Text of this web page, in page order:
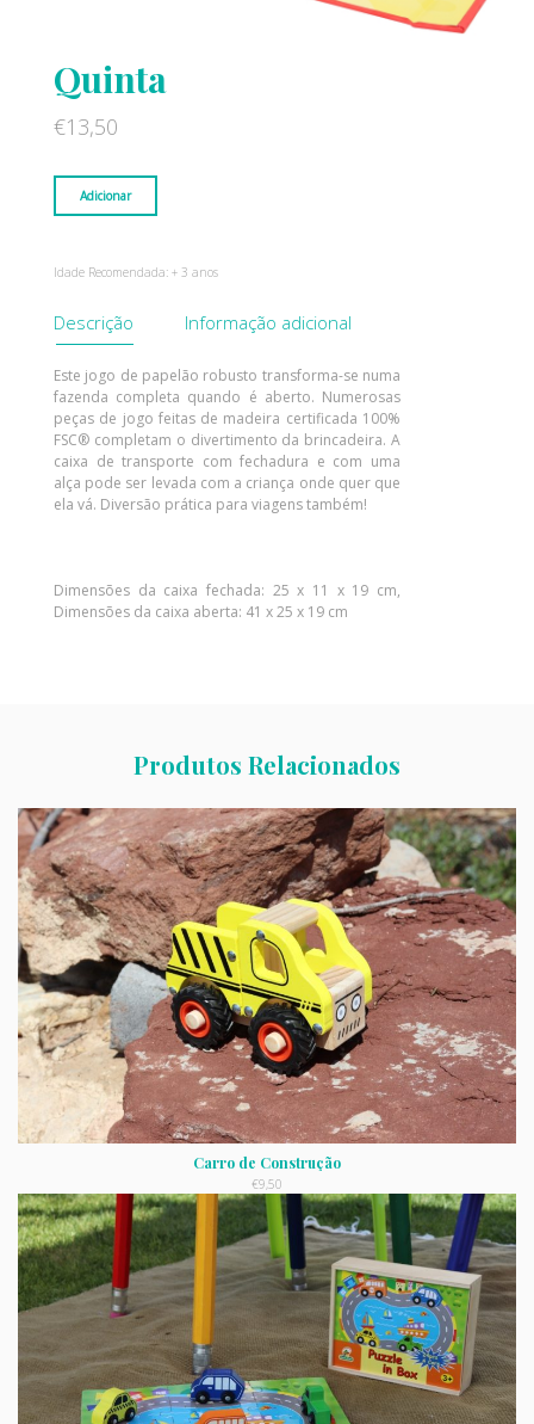
Quinta
€13,50
Adicionar
Idade Recomendada: + 3 anos
Descrição Informação adicional
Este jogo de papelão robusto transforma-se numa
fazenda completa quando é aberto. Numerosas
peças de jogo feitas de madeira certificada 100%
FSC® completam o divertimento da brincadeira. A
caixa de transporte com fechadura e com uma
alça pode ser levada com a criança onde quer que
ela vá. Diversão prática para viagens também!
Dimensões da caixa fechada: 25 x 11 x 19 cm,
Dimensões da caixa aberta: 41 x 25 x 19 cm
Produtos Relacionados
Carro de Construção
€9,50